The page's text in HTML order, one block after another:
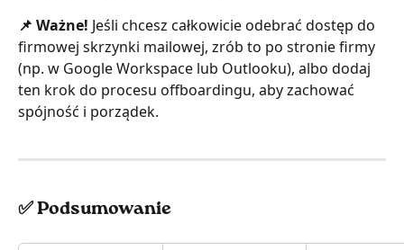
📌 Ważne! Jeśli chcesz całkowicie odebrać dostęp do
firmowej skrzynki mailowej, zrób to po stronie firmy
(np. w Google Workspace lub Outlooku), albo dodaj
ten krok do procesu offboardingu, aby zachować
spójność i porządek.
✅ Podsumowanie